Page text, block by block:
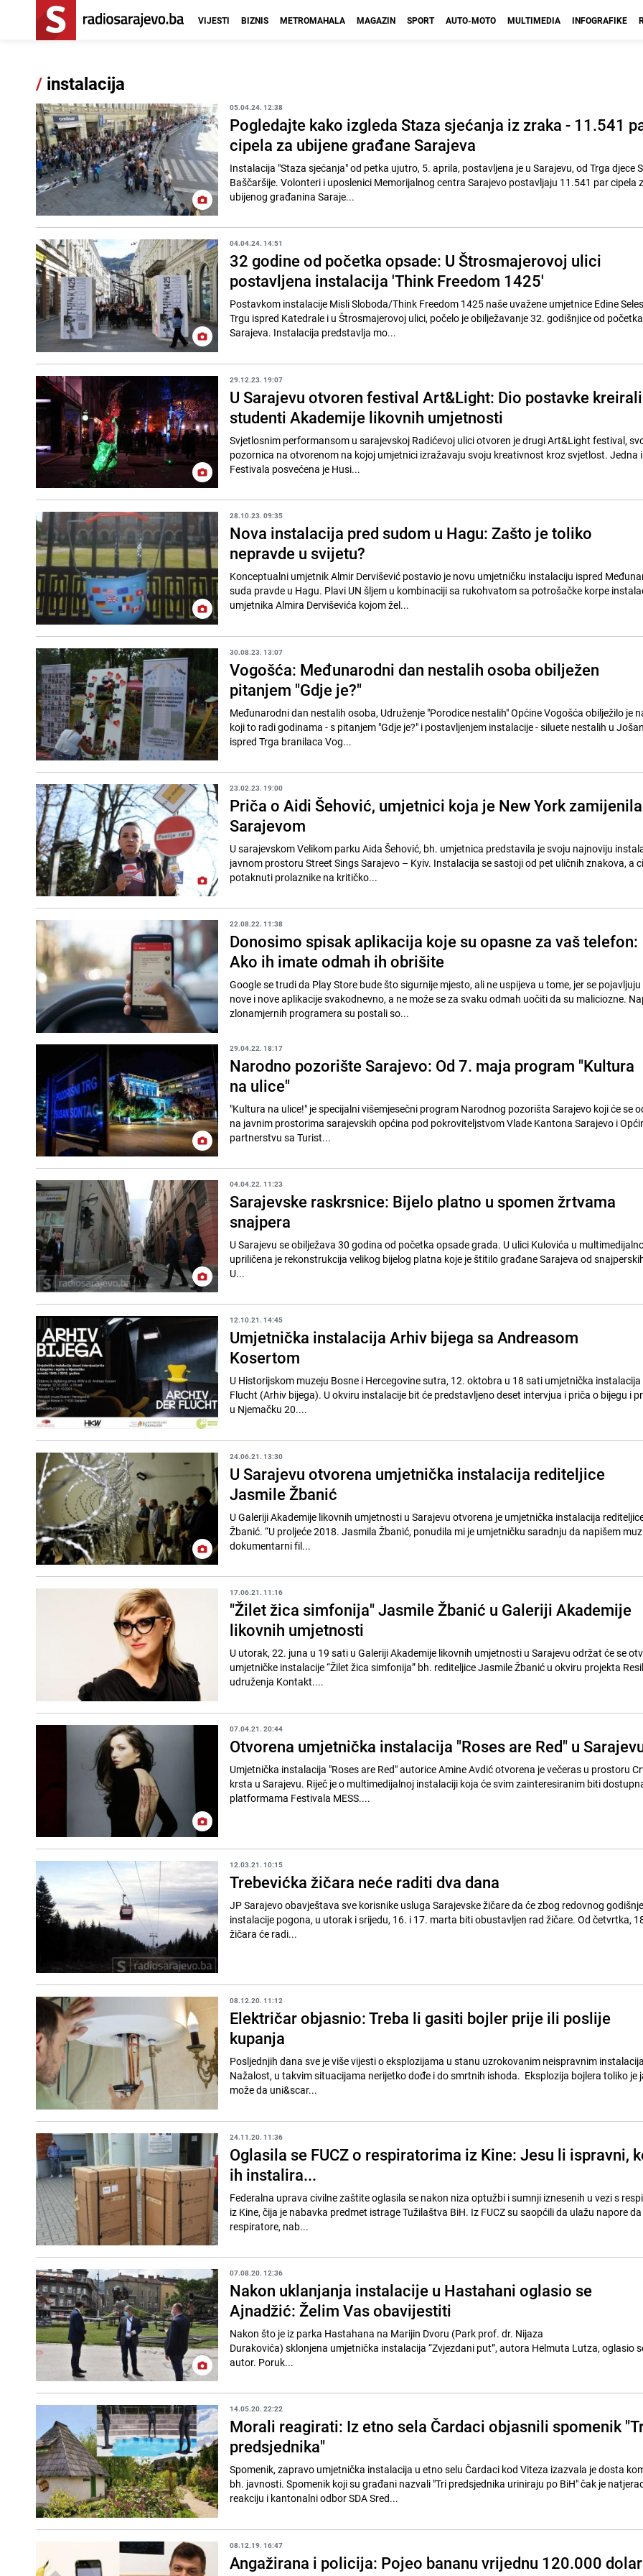
VIJESTI BIZNIS METROMAHALA MAGAZIN SPORT AUTO-MOTO MULTIMEDIA INFOGRAFIKE
/ instalacija
05.04.24. 12:38
Pogledajte kako izgleda Staza sjećanja iz zraka - 11.541
cipela za ubijene građane Sarajeva
Instalacija "Staza sjećanja" od petka ujutro, 5. aprila, postavljena je u Sarajevu, od Trga djece
Baščaršije. Volonteri i uposlenici Memorijalnog centra Sarajevo postavljaju 11.541 par cipela
ubijenog građanina Saraje...
04.04.24. 14:51
32 godine od početka opsade: U Štrosmajerovoj ulici
postavljena instalacija 'Think Freedom 1425'
Postavkom instalacije Misli Sloboda/Think Freedom 1425 naše uvažene umjetnice Edine
Trgu ispred Katedrale i u Štrosmajerovoj ulici, počelo je obilježavanje 32. godišnjice od
Sarajeva. Instalacija predstavlja mo...
29.12.23. 19:07
U Sarajevu otvoren festival Art&Light: Dio postavke kreirali
studenti Akademije likovnih umjetnosti
Svjetlosnim performansom u sarajevskoj Radićevoj ulici otvoren je drugi Art&Light festival,
pozornica na otvorenom na kojoj umjetnici izražavaju svoju kreativnost kroz svjetlost. Jedna
Festivala posvećena je Husi...
28.10.23. 09:35
Nova instalacija pred sudom u Hagu: Zašto je toliko
nepravde u svijetu?
Konceptualni umjetnik Almir Dervišević postavio je novu umjetničku instalaciju ispred
suda pravde u Hagu. Plavi UN šljem u kombinaciji sa rukohvatom sa potrošačke korpe
umjetnika Almira Derviševića kojom žel...
30.08.23. 13:07
Vogošća: Međunarodni dan nestalih osoba obilježen
pitanjem "Gdje je?"
Međunarodni dan nestalih osoba, Udruženje "Porodice nestalih" Općine Vogošća obilježilo je
koji to radi godinama - s pitanjem "Gdje je?" i postavljenjem instalacije - siluete nestalih u
ispred Trga branilaca Vog...
23.02.23. 19:00
Priča o Aidi Šehović, umjetnici koja je New York zamijenila
Sarajevom
U sarajevskom Velikom parku Aida Šehović, bh. umjetnica predstavila je svoju najnoviju
javnom prostoru Street Sings Sarajevo – Kyiv. Instalacija se sastoji od pet uličnih znakova, a
potaknuti prolaznike na kritičko...
22.08.22. 11:38
Donosimo spisak aplikacija koje su opasne za vaš telefon:
Ako ih imate odmah ih obrišite
Google se trudi da Play Store bude što sigurnije mjesto, ali ne uspijeva u tome, jer se pojavljuju
nove i nove aplikacije svakodnevno, a ne može se za svaku odmah uočiti da su maliciozne.
zlonamjernih programera su postali so...
29.04.22. 18:17
Narodno pozorište Sarajevo: Od 7. maja program "Kultura
na ulice"
"Kultura na ulice!" je specijalni višemjesečni program Narodnog pozorišta Sarajevo koji će se
na javnim prostorima sarajevskih općina pod pokroviteljstvom Vlade Kantona Sarajevo i
partnerstvu sa Turist...
04.04.22. 11:23
Sarajevske raskrsnice: Bijelo platno u spomen žrtvama
snajpera
U Sarajevu se obilježava 30 godina od početka opsade grada. U ulici Kulovića u multimedijalnoj instalaciji
upriličena je rekonstrukcija velikog bijelog platna koje je štitilo građane Sarajeva od snajperskih
U...
12.10.21. 14:45
Umjetnička instalacija Arhiv bijega sa Andreasom
Kosertom
U Historijskom muzeju Bosne i Hercegovine sutra, 12. oktobra u 18 sati umjetnička
Flucht (Arhiv bijega). U okviru instalacije bit će predstavljeno deset intervjua i priča o bijegu i
u Njemačku 20....
24.06.21. 13:30
U Sarajevu otvorena umjetnička instalacija rediteljice
Jasmile Žbanić
U Galeriji Akademije likovnih umjetnosti u Sarajevu otvorena je umjetnička instalacija
Žbanić. “U proljeće 2018. Jasmila Žbanić, ponudila mi je umjetničku saradnju da napišem
dokumentarni fil...
17.06.21. 11:16
"Žilet žica simfonija" Jasmile Žbanić u Galeriji Akademije
likovnih umjetnosti
U utorak, 22. juna u 19 sati u Galeriji Akademije likovnih umjetnosti u Sarajevu održat će se
umjetničke instalacije “Žilet žica simfonija” bh. rediteljice Jasmile Žbanić u okviru projekta
udruženja Kontakt....
07.04.21. 20:44
Otvorena umjetnička instalacija "Roses are Red" u
Umjetnička instalacija "Roses are Red" autorice Amine Avdić otvorena je večeras u prostoru
krsta u Sarajevu. Riječ je o multimedijalnoj instalaciji koja će svim zainteresiranim biti
platformama Festivala MESS....
12.03.21. 10:15
Trebevićka žičara neće raditi dva dana
JP Sarajevo obavještava sve korisnike usluga Sarajevske žičare da će zbog redovnog
instalacije pogona, u utorak i srijedu, 16. i 17. marta biti obustavljen rad žičare. Od četvrtka,
žičara će radi...
08.12.20. 11:12
Električar objasnio: Treba li gasiti bojler prije ili poslije
kupanja
Posljednjih dana sve je više vijesti o eksplozijama u stanu uzrokovanim neispravnim
Nažalost, u takvim situacijama nerijetko dođe i do smrtnih ishoda. Eksplozija bojlera toliko je
može da uni&scar...
24.11.20. 11:36
Oglasila se FUCZ o respiratorima iz Kine: Jesu li ispravni,
ih instalira...
Federalna uprava civilne zaštite oglasila se nakon niza optužbi i sumnji iznesenih u vezi s
iz Kine, čija je nabavka predmet istrage Tužilaštva BiH. Iz FUCZ su saopćili da ulažu napore
respiratore, nab...
07.08.20. 12:36
Nakon uklanjanja instalacije u Hastahani oglasio se
Ajnadžić: Želim Vas obavijestiti
Nakon što je iz parka Hastahana na Marijin Dvoru (Park prof. dr. Nijaza
Durakovića) sklonjena umjetnička instalacija “Zvjezdani put”, autora Helmuta Lutza, oglasio
autor. Poruk...
14.05.20. 22:22
Morali reagirati: Iz etno sela Čardaci objasnili spomenik
predsjednika"
Spomenik, zapravo umjetnička instalacija u etno selu Čardaci kod Viteza izazvala je dosta
bh. javnosti. Spomenik koji su građani nazvali "Tri predsjednika uriniraju po BiH" čak je
reakciju i kantonalni odbor SDA Sred...
08.12.19. 16:47
Angažirana i policija: Pojeo bananu vrijednu 120.000